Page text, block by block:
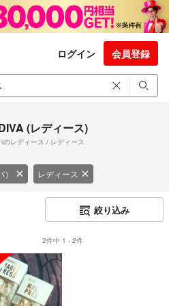
ログイン 会員登録
(レディース)
のレディース / レディース
レディース
絞り込み
2件中 1 - 2件